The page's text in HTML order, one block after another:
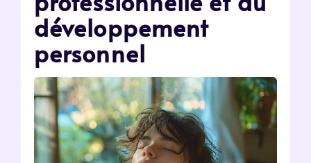
développement
personnel